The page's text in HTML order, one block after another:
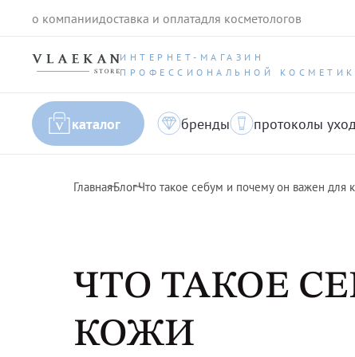
о компаниидоставка и оплатадля косметологов
ИНТЕРНЕТ-МАГАЗИН
ПРОФЕССИОНАЛЬНОЙ
каталог бренды протоколы
ГлавнаяБлогЧто такое себум и почему он важен для
ЧТО ТАКОЕ
КОЖИ